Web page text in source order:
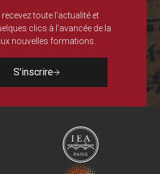
toute l'actualité et
clics à l'avancée de la
nouvelles formations.
S'inscrire